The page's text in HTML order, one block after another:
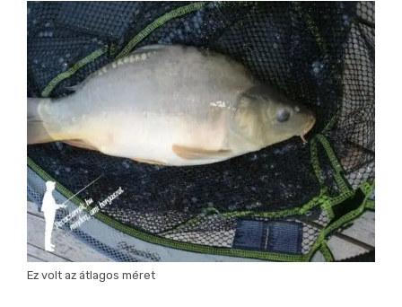
Ez volt az átlagos méret